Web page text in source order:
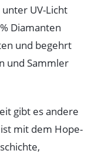
UV-Licht
Diamanten
und begehrt
und Sammler
gibt es andere
mit dem Hope-